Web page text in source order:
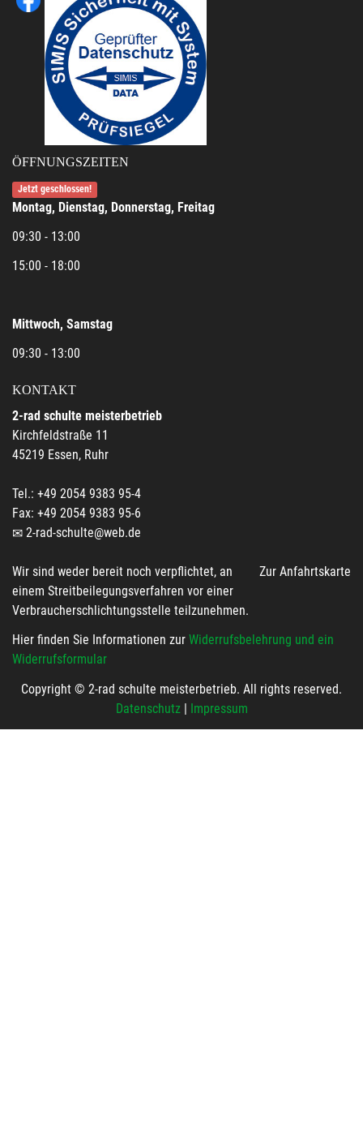
ÖFFNUNGSZEITEN
Jetzt geschlossen!
Montag, Dienstag, Donnerstag, Freitag
09:30 - 13:00
15:00 - 18:00
Mittwoch, Samstag
09:30 - 13:00
KONTAKT
2-rad schulte meisterbetrieb
Kirchfeldstraße 11
45219 Essen, Ruhr
Tel.: +49 2054 9383 95-4
Fax: +49 2054 9383 95-6
2-rad-schulte@web.de
Zur Anfahrtskarte
Wir sind weder bereit noch verpflichtet, an
einem Streitbeilegungsverfahren vor einer
Verbraucherschlichtungsstelle teilzunehmen.
Hier finden Sie Informationen zur Widerrufsbelehrung und ein
Widerrufsformular
Copyright © 2-rad schulte meisterbetrieb. All rights reserved.
Datenschutz| Impressum